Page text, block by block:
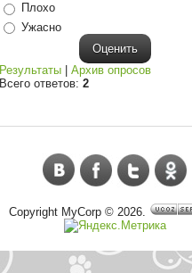
Плохо
Ужасно
Результаты
Архив опросов
Всего ответов: 2
Copyright MyCorp © 2026.